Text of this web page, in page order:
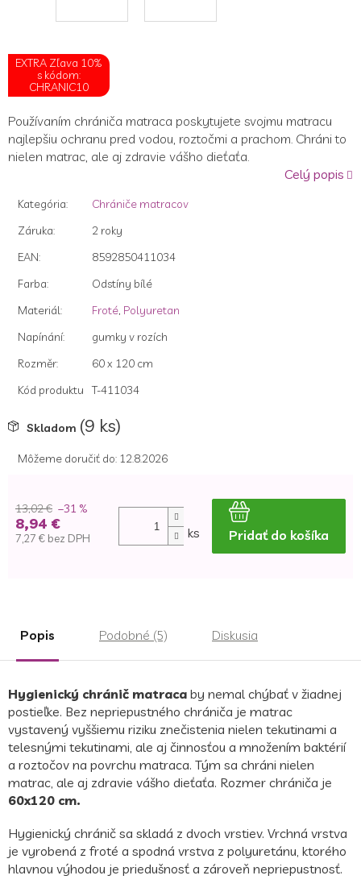
EXTRA Zľava 10%
s kódom:
CHRANIC10
Používaním chrániča matraca poskytujete svojmu matracu
najlepšiu ochranu pred vodou, roztočmi a prachom. Chráni to
nielen matrac, ale aj zdravie vášho dieťaťa.
Celý popis
Kategória:
Chrániče matracov
Záruka:
2 roky
EAN:
8592850411034
Farba:
Odstíny bílé
Materiál: Froté, Polyuretan
Napínání:
gumky v rozích
Rozměr:
60 x 120 cm
Kód produktu
T-411034
Skladom (9 ks)
Môžeme doručiť do: 12.8.2026
13,02 € –31 %
8,94 €
7,27 € bez DPH ks Pridať do košíka
Popis Podobné (5) Diskusia
Hygienický chránič matraca by nemal chýbať v žiadnej
postieľke. Bez nepriepustného chrániča je matrac
vystavený vyššiemu riziku znečistenia nielen tekutinami a
telesnými tekutinami, ale aj činnosťou a množením baktérií
a roztočov na povrchu matraca. Tým sa chráni nielen
matrac, ale aj zdravie vášho dieťaťa. Rozmer chrániča je
60x120 cm.
Hygienický chránič sa skladá z dvoch vrstiev. Vrchná vrstva
je vyrobená z froté a spodná vrstva z polyuretánu, ktorého
hlavnou výhodou je priedušnosť a zároveň nepriepustnosť.